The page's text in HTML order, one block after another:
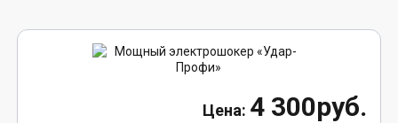
4 300руб.